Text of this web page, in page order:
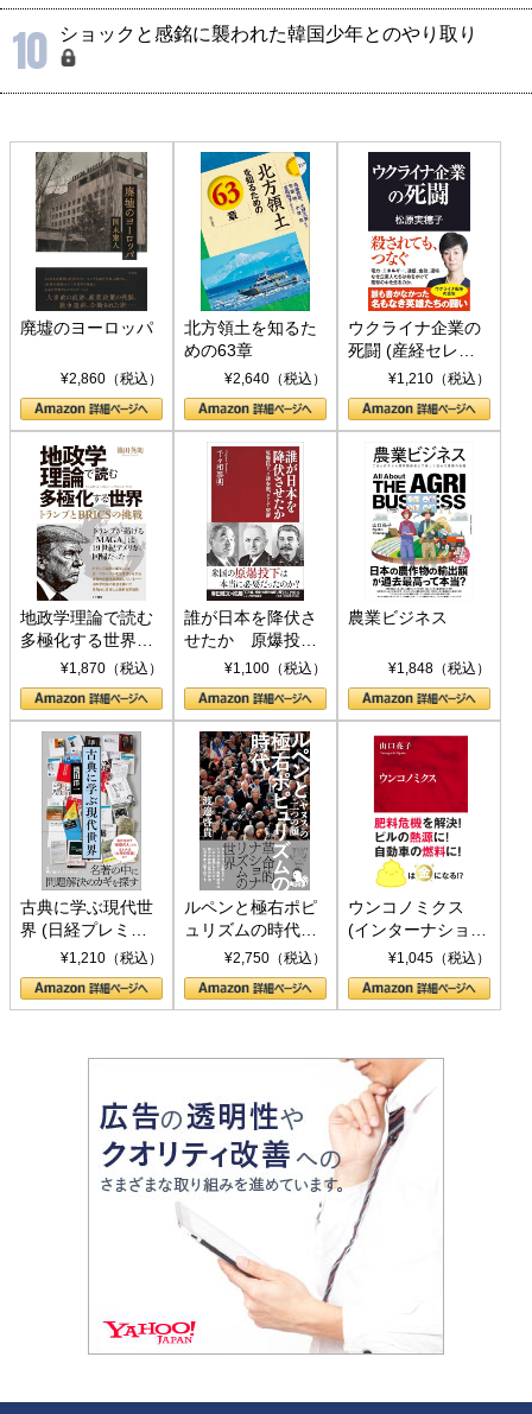
10 ショックと感銘に襲われた韓国少年とのやり取り
廃墟のヨーロッパ
¥2,860（税込）
北方領土を知るた
めの63章
¥2,640（税込）
ウクライナ企業の
死闘 (産経セレク
ト S 039)¥1,210（税込）
地政学理論で読む
多極化する世界：
トランプとBRICS
の挑戦
¥1,870（税込）
誰が日本を降伏さ
せたか 原爆投
下、ソ連参戦、そ
して聖断 (PHP新
書)
¥1,100（税込）
農業ビジネス
¥1,848（税込）
古典に学ぶ現代世
界 (日経プレミア
シリーズ)¥1,210（税込）
ルペンと極右ポピ
ュリズムの時代：
〈ヤヌス〉の二つ
の顔
¥2,750（税込）
ウンコノミクス
(インターナショナ
ル新書)¥1,045（税込）